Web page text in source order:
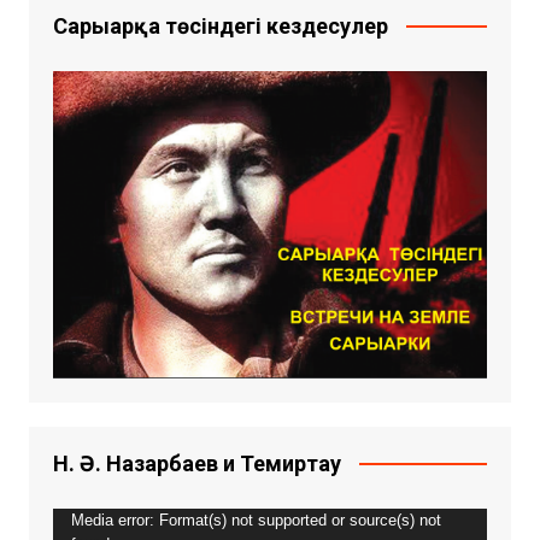
Сарыарқа төсіндегі кездесулер
Н. Ә. Назарбаев и Темиртау
Видео
Media error: Format(s) not supported or source(s) not